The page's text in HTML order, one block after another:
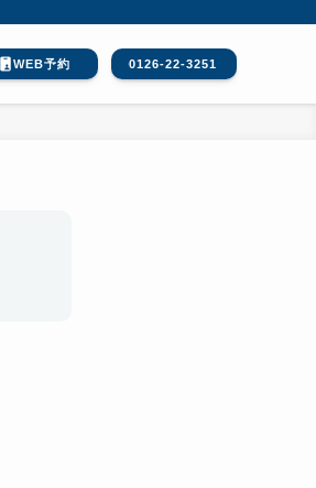
WEB予約 0126-22-3251